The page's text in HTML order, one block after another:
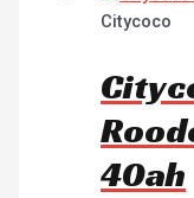
Citycoco
40ah